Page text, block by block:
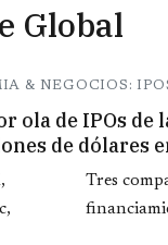
Global
& NEGOCIOS:
ola de IPOs
de dólares
Tres